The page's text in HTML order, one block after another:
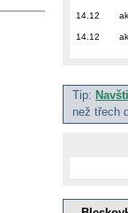
14.12
14.12
Tip:
než třech